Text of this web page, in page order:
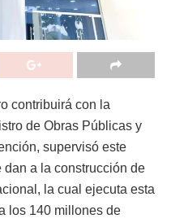
contribuirá con la
de Obras Públicas y
supervisó este
dan a la construcción de
la cual ejecuta esta
los 140 millones de